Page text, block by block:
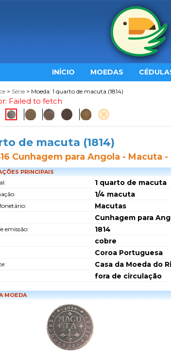
INÍCIO MOEDAS
> Série > Moeda: 1 quarto de macuta (1814)
Failed to fetch
de macuta (1814)
Cunhagem para Angola - Macuta -
PRINCIPAIS
1 quarto de macuta
1/4 macuta
Macutas
Cunhagem para
emissão: 1814
cobre
Coroa Portuguesa
Casa da Moeda do
fora de circulação
MOEDA